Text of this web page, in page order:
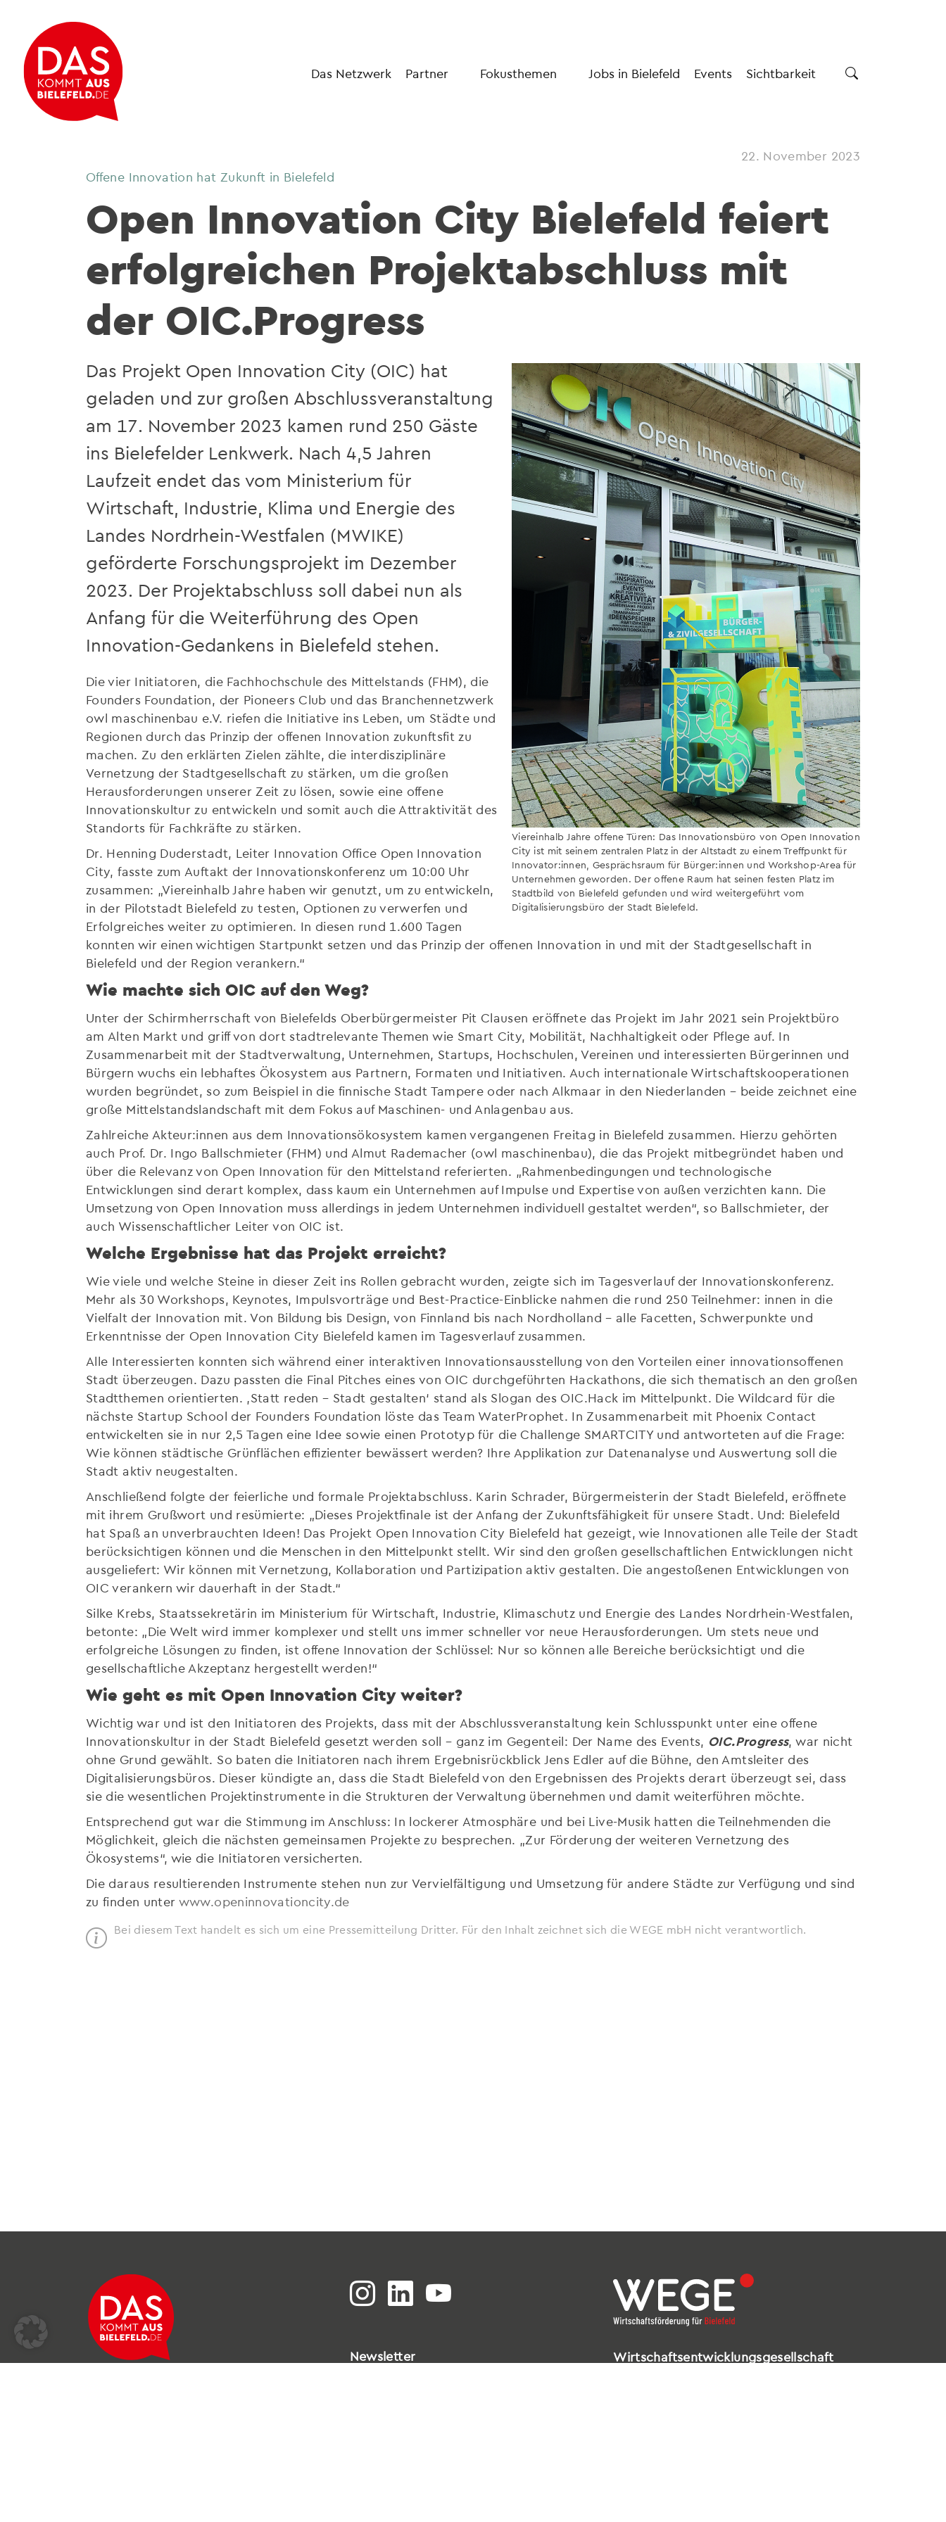
Das Netzwerk Partner Fokusthemen Jobs in Bielefeld Events Sichtbarkeit
22. November 2023
Offene Innovation hat Zukunft in Bielefeld
Open Innovation City Bielefeld feiert
erfolgreichen Projektabschluss mit
der OIC.Progress
Viereinhalb Jahre offene Türen: Das Innovationsbüro von Open Innovation
City ist mit seinem zentralen Platz in der Altstadt zu einem Treffpunkt für
Innovator:innen, Gesprächsraum für Bürger:innen und Workshop-Area für
Unternehmen geworden. Der offene Raum hat seinen festen Platz im
Stadtbild von Bielefeld gefunden und wird weitergeführt vom
Digitalisierungsbüro der Stadt Bielefeld.
Das Projekt Open Innovation City (OIC) hat
geladen und zur großen Abschlussveranstaltung
am 17. November 2023 kamen rund 250 Gäste
ins Bielefelder Lenkwerk. Nach 4,5 Jahren
Laufzeit endet das vom Ministerium für
Wirtschaft, Industrie, Klima und Energie des
Landes Nordrhein-Westfalen (MWIKE)
geförderte Forschungsprojekt im Dezember
2023. Der Projektabschluss soll dabei nun als
Anfang für die Weiterführung des Open
Innovation-Gedankens in Bielefeld stehen.
Die vier Initiatoren, die Fachhochschule des Mittelstands (FHM), die
Founders Foundation, der Pioneers Club und das Branchennetzwerk
owl maschinenbau e.V. riefen die Initiative ins Leben, um Städte und
Regionen durch das Prinzip der offenen Innovation zukunftsfit zu
machen. Zu den erklärten Zielen zählte, die interdisziplinäre
Vernetzung der Stadtgesellschaft zu stärken, um die großen
Herausforderungen unserer Zeit zu lösen, sowie eine offene
Innovationskultur zu entwickeln und somit auch die Attraktivität des
Standorts für Fachkräfte zu stärken.
Dr. Henning Duderstadt, Leiter Innovation Office Open Innovation
City, fasste zum Auftakt der Innovationskonferenz um 10:00 Uhr
zusammen: „Viereinhalb Jahre haben wir genutzt, um zu entwickeln,
in der Pilotstadt Bielefeld zu testen, Optionen zu verwerfen und
Erfolgreiches weiter zu optimieren. In diesen rund 1.600 Tagen
konnten wir einen wichtigen Startpunkt setzen und das Prinzip der offenen Innovation in und mit der Stadtgesellschaft in
Bielefeld und der Region verankern.“
Wie machte sich OIC auf den Weg?
Unter der Schirmherrschaft von Bielefelds Oberbürgermeister Pit Clausen eröffnete das Projekt im Jahr 2021 sein Projektbüro
am Alten Markt und griff von dort stadtrelevante Themen wie Smart City, Mobilität, Nachhaltigkeit oder Pflege auf. In
Zusammenarbeit mit der Stadtverwaltung, Unternehmen, Startups, Hochschulen, Vereinen und interessierten Bürgerinnen und
Bürgern wuchs ein lebhaftes Ökosystem aus Partnern, Formaten und Initiativen. Auch internationale Wirtschaftskooperationen
wurden begründet, so zum Beispiel in die finnische Stadt Tampere oder nach Alkmaar in den Niederlanden – beide zeichnet eine
große Mittelstandslandschaft mit dem Fokus auf Maschinen- und Anlagenbau aus.
Zahlreiche Akteur:innen aus dem Innovationsökosystem kamen vergangenen Freitag in Bielefeld zusammen. Hierzu gehörten
auch Prof. Dr. Ingo Ballschmieter (FHM) und Almut Rademacher (owl maschinenbau), die das Projekt mitbegründet haben und
über die Relevanz von Open Innovation für den Mittelstand referierten. „Rahmenbedingungen und technologische
Entwicklungen sind derart komplex, dass kaum ein Unternehmen auf Impulse und Expertise von außen verzichten kann. Die
Umsetzung von Open Innovation muss allerdings in jedem Unternehmen individuell gestaltet werden“, so Ballschmieter, der
auch Wissenschaftlicher Leiter von OIC ist.
Welche Ergebnisse hat das Projekt erreicht?
Wie viele und welche Steine in dieser Zeit ins Rollen gebracht wurden, zeigte sich im Tagesverlauf der Innovationskonferenz.
Mehr als 30 Workshops, Keynotes, Impulsvorträge und Best-Practice-Einblicke nahmen die rund 250 Teilnehmer: innen in die
Vielfalt der Innovation mit. Von Bildung bis Design, von Finnland bis nach Nordholland – alle Facetten, Schwerpunkte und
Erkenntnisse der Open Innovation City Bielefeld kamen im Tagesverlauf zusammen.
Alle Interessierten konnten sich während einer interaktiven Innovationsausstellung von den Vorteilen einer innovationsoffenen
Stadt überzeugen. Dazu passten die Final Pitches eines von OIC durchgeführten Hackathons, die sich thematisch an den großen
Stadtthemen orientierten. ‚Statt reden – Stadt gestalten‘ stand als Slogan des OIC.Hack im Mittelpunkt. Die Wildcard für die
nächste Startup School der Founders Foundation löste das Team WaterProphet. In Zusammenarbeit mit Phoenix Contact
entwickelten sie in nur 2,5 Tagen eine Idee sowie einen Prototyp für die Challenge SMARTCITY und antworteten auf die Frage:
Wie können städtische Grünflächen effizienter bewässert werden? Ihre Applikation zur Datenanalyse und Auswertung soll die
Stadt aktiv neugestalten.
Anschließend folgte der feierliche und formale Projektabschluss. Karin Schrader, Bürgermeisterin der Stadt Bielefeld, eröffnete
mit ihrem Grußwort und resümierte: „Dieses Projektfinale ist der Anfang der Zukunftsfähigkeit für unsere Stadt. Und: Bielefeld
hat Spaß an unverbrauchten Ideen! Das Projekt Open Innovation City Bielefeld hat gezeigt, wie Innovationen alle Teile der Stadt
berücksichtigen können und die Menschen in den Mittelpunkt stellt. Wir sind den großen gesellschaftlichen Entwicklungen nicht
ausgeliefert: Wir können mit Vernetzung, Kollaboration und Partizipation aktiv gestalten. Die angestoßenen Entwicklungen von
OIC verankern wir dauerhaft in der Stadt.“
Silke Krebs, Staatssekretärin im Ministerium für Wirtschaft, Industrie, Klimaschutz und Energie des Landes Nordrhein-Westfalen,
betonte: „Die Welt wird immer komplexer und stellt uns immer schneller vor neue Herausforderungen. Um stets neue und
erfolgreiche Lösungen zu finden, ist offene Innovation der Schlüssel: Nur so können alle Bereiche berücksichtigt und die
gesellschaftliche Akzeptanz hergestellt werden!“
Wie geht es mit Open Innovation City weiter?
Wichtig war und ist den Initiatoren des Projekts, dass mit der Abschlussveranstaltung kein Schlusspunkt unter eine offene
Innovationskultur in der Stadt Bielefeld gesetzt werden soll – ganz im Gegenteil: Der Name des Events, OIC.Progress, war nicht
ohne Grund gewählt. So baten die Initiatoren nach ihrem Ergebnisrückblick Jens Edler auf die Bühne, den Amtsleiter des
Digitalisierungsbüros. Dieser kündigte an, dass die Stadt Bielefeld von den Ergebnissen des Projekts derart überzeugt sei, dass
sie die wesentlichen Projektinstrumente in die Strukturen der Verwaltung übernehmen und damit weiterführen möchte.
Entsprechend gut war die Stimmung im Anschluss: In lockerer Atmosphäre und bei Live-Musik hatten die Teilnehmenden die
Möglichkeit, gleich die nächsten gemeinsamen Projekte zu besprechen. „Zur Förderung der weiteren Vernetzung des
Ökosystems“, wie die Initiatoren versicherten.
Die daraus resultierenden Instrumente stehen nun zur Vervielfältigung und Umsetzung für andere Städte zur Verfügung und sind
zu finden unter www.openinnovationcity.de
Bei diesem Text handelt es sich um eine Pressemitteilung Dritter. Für den Inhalt zeichnet sich die WEGE mbH nicht verantwortlich.
Newsletter
Wirtschaftsentwicklungsgesellschaft